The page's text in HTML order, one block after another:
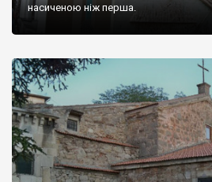
насиченою ніж перша.